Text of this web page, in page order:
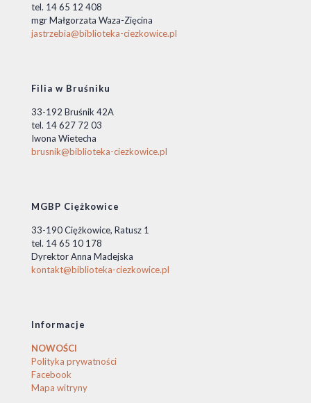
tel. 14 65 12 408
mgr Małgorzata Waza-Zięcina
jastrzebia@biblioteka-ciezkowice.pl
Filia w Bruśniku
33-192 Bruśnik 42A
tel. 14 627 72 03
Iwona Wietecha
brusnik@biblioteka-ciezkowice.pl
MGBP Ciężkowice
33-190 Ciężkowice, Ratusz 1
tel. 14 65 10 178
Dyrektor Anna Madejska
kontakt@biblioteka-ciezkowice.pl
Informacje
NOWOŚCI
Polityka prywatności
Facebook
Mapa witryny